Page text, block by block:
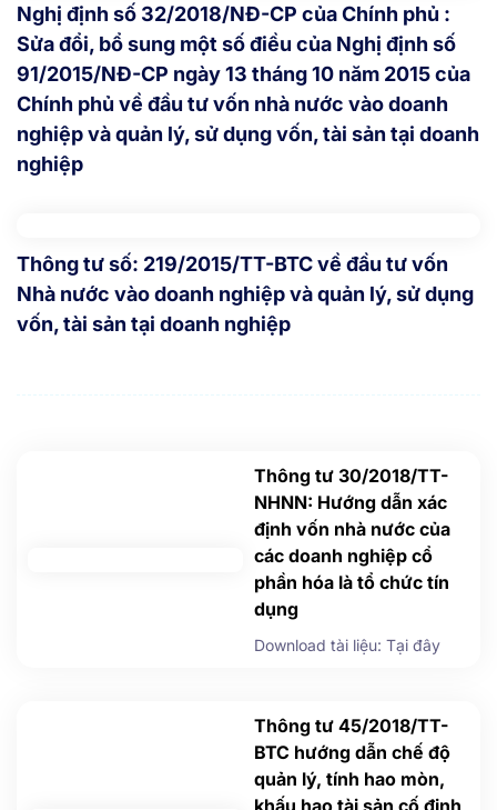
Nghị định số 32/2018/NĐ-CP của Chính phủ :
Sửa đổi, bổ sung một số điều của Nghị định số
91/2015/NĐ-CP ngày 13 tháng 10 năm 2015 của
Chính phủ về đầu tư vốn nhà nước vào doanh
nghiệp và quản lý, sử dụng vốn, tài sản tại doanh
nghiệp
Thông tư số: 219/2015/TT-BTC về đầu tư vốn
Nhà nước vào doanh nghiệp và quản lý, sử dụng
vốn, tài sản tại doanh nghiệp
Thông tư 30/2018/TT-
NHNN: Hướng dẫn xác
định vốn nhà nước của
các doanh nghiệp cổ
phần hóa là tổ chức tín
dụng
Download tài liệu: Tại đây
Thông tư 45/2018/TT-
BTC hướng dẫn chế độ
quản lý, tính hao mòn,
khấu hao tài sản cố định